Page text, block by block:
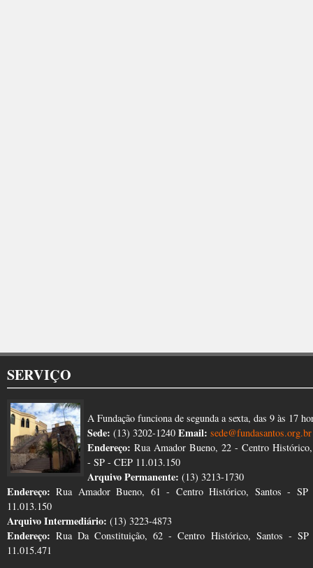
SERVIÇO
A Fundação funciona de segunda a sexta, das 9 às 17
Sede: (13) 3202-1240 Email: sede@fundasantos.org.br
Endereço: Rua Amador Bueno, 22 - Centro
- SP - CEP 11.013.150
Arquivo Permanente: (13) 3213-1730
Endereço: Rua Amador Bueno, 61 - Centro Histórico, Santos -
11.013.150
Arquivo Intermediário: (13) 3223-4873
Endereço: Rua Da Constituição, 62 - Centro Histórico, Santos -
11.015.471